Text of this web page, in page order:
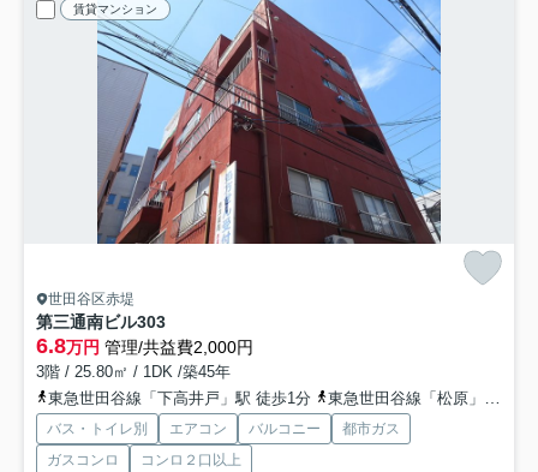
賃貸マンション
世田谷区赤堤
第三通南ビル303
6.8万円 管理/共益費2,000円
3階 / 25.80㎡ / 1DK /築45年
東急世田谷線「下高井戸」駅 徒歩1分
東急世田谷線「松原」駅 徒歩9分
バス・トイレ別 エアコン バルコニー
都市ガス
ガスコンロ
コンロ２口以上